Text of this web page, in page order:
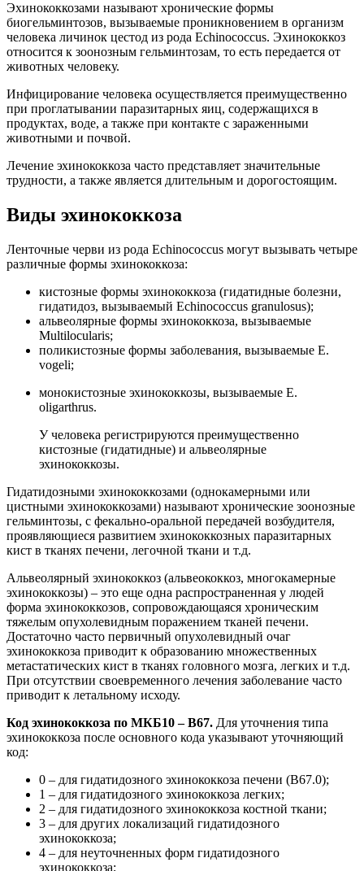
Эхинококкозами называют хронические формы
биогельминтозов, вызываемые проникновением в организм
человека личинок цестод из рода Echinococcus. Эхинококкоз
относится к зоонозным гельминтозам, то есть передается от
животных человеку.
Инфицирование человека осуществляется преимущественно
при проглатывании паразитарных яиц, содержащихся в
продуктах, воде, а также при контакте с зараженными
животными и почвой.
Лечение эхинококкоза часто представляет значительные
трудности, а также является длительным и дорогостоящим.
Виды эхинококкоза
Ленточные черви из рода Echinococcus могут вызывать четыре
различные формы эхинококкоза:
кистозные формы эхинококкоза (гидатидные болезни,
гидатидоз, вызываемый Echinococcus granulosus);
альвеолярные формы эхинококкоза, вызываемые
Multilocularis;
поликистозные формы заболевания, вызываемые E.
vogeli;
монокистозные эхинококкозы, вызываемые E.
oligarthrus.
У человека регистрируются преимущественно
кистозные (гидатидные) и альвеолярные
эхинококкозы.
Гидатидозными эхинококкозами (однокамерными или
цистными эхинококкозами) называют хронические зоонозные
гельминтозы, с фекально-оральной передачей возбудителя,
проявляющиеся развитием эхинококкозных паразитарных
кист в тканях печени, легочной ткани и т.д.
Альвеолярный эхинококкоз (альвеококкоз, многокамерные
эхинококкозы) – это еще одна распространенная у людей
форма эхинококкозов, сопровождающаяся хроническим
тяжелым опухолевидным поражением тканей печени.
Достаточно часто первичный опухолевидный очаг
эхинококкоза приводит к образованию множественных
метастатических кист в тканях головного мозга, легких и т.д.
При отсутствии своевременного лечения заболевание часто
приводит к летальному исходу.
Код эхинококкоза по МКБ10 – В67. Для уточнения типа
эхинококкоза после основного кода указывают уточняющий
код:
0 – для гидатидозного эхинококкоза печени (В67.0);
1 – для гидатидозного эхинококкоза легких;
2 – для гидатидозного эхинококкоза костной ткани;
3 – для других локализаций гидатидозного
эхинококкоза;
4 – для неуточненных форм гидатидозного
эхинококкоза;